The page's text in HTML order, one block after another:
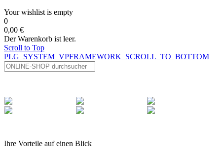
Your wishlist is empty
0
0,00 €
Der Warenkorb ist leer.
Scroll to Top
PLG_SYSTEM_VPFRAMEWORK_SCROLL_TO_BOTTOM
Ihre Vorteile auf einen Blick